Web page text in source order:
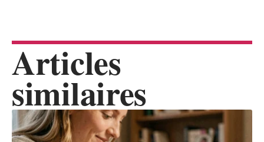
Articles
similaires